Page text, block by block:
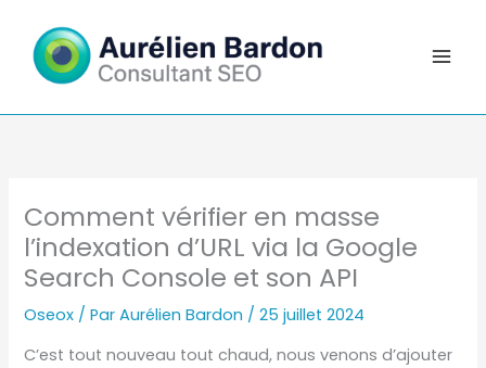
contenu
Comment vérifier en masse
l’indexation d’URL via la Google
Search Console et son API
Oseox / ParAurélien Bardon /25 juillet 2024
C’est tout nouveau tout chaud, nous venons d’ajouter